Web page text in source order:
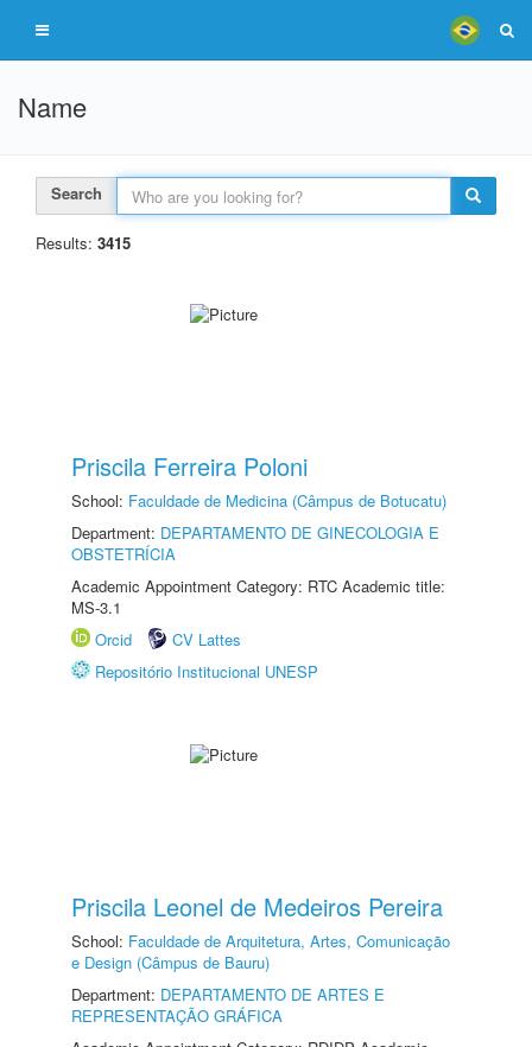
Name
Search
Results: 3415
Priscila Ferreira Poloni
School: Faculdade de Medicina (Câmpus de Botucatu)
Department: DEPARTAMENTO DE GINECOLOGIA E
OBSTETRÍCIA
Academic Appointment Category: RTC Academic title:
MS-3.1
Orcid
CV Lattes
Repositório Institucional UNESP
Priscila Leonel de Medeiros Pereira
School: Faculdade de Arquitetura, Artes, Comunicação
e Design (Câmpus de Bauru)
Department: DEPARTAMENTO DE ARTES E
REPRESENTAÇÃO GRÁFICA